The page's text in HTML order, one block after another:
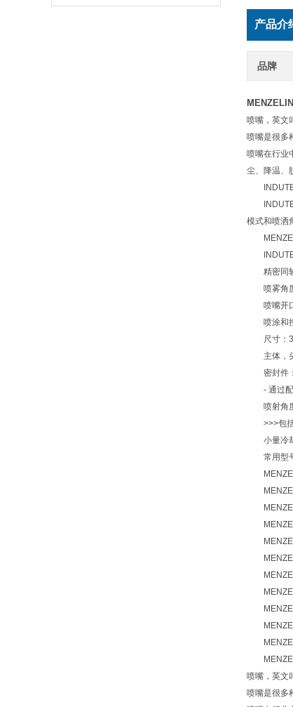
产品介
品牌
喷嘴，英文
喷嘴是很多
喷嘴在行业
尘、降温、
INDUTEC
INDUTEC
模式和喷洒
MENZEL
精密同轴
喷雾角度
喷嘴开口
喷涂和控
尺寸：
主体，头
密封件：
- 通过配
喷射角度
>>>包括
小量冷却
常用型
MENZEL
MENZEL
MENZEL
MENZEL
MENZEL
MENZEL
MENZEL
MENZEL
MENZEL
MENZEL
MENZEL
MENZEL
喷嘴，英文
喷嘴是很多